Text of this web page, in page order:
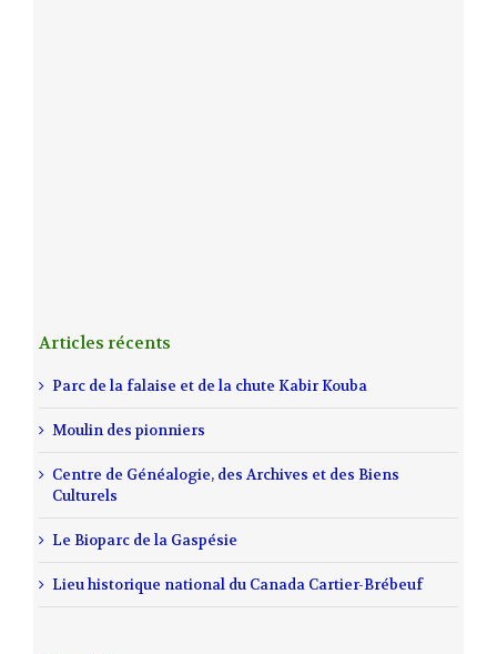
Articles récents
Parc de la falaise et de la chute Kabir Kouba
Moulin des pionniers
Centre de Généalogie, des Archives et des Biens
Culturels
Le Bioparc de la Gaspésie
Lieu historique national du Canada Cartier-Brébeuf